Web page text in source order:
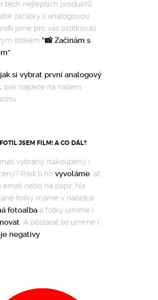
těch nejlepších produktů
začátky s analogovou
jsme pro vás oštítkovali
štítkem “📸 Začínám s
.
jak si vybrat první analogový
, pak najdete na našem
JSEM FILM! A CO DÁL?
vybraný, nakoupený i
Rádi ti ho vyvoláme, ať
email nebo na papír. Na
fotky máme v nabídce
fotoalbaa fotky umíme i
. A postarat se umíme i
negativy.